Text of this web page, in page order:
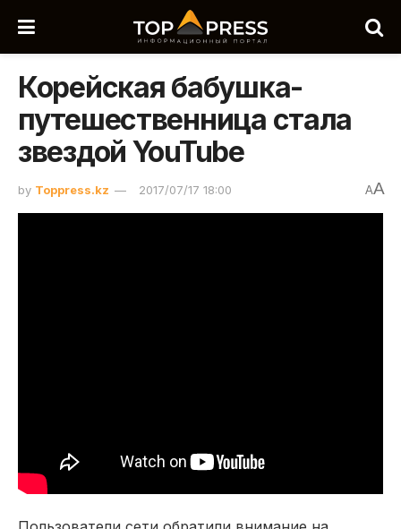
Корейская бабушка-
путешественница стала
звездой YouTube
by Toppress.kz 2017/07/17 18:00 AA